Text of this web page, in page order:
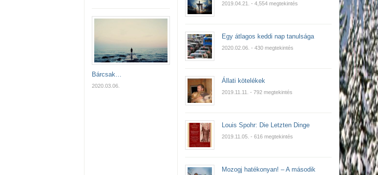
Bárcsak…
2020.03.06.
2019.04.21. - 4,554 megtekintés
Egy átlagos keddi nap tanulsága
2020.02.06. - 430 megtekintés
Állati kötelékek
2019.11.11. - 792 megtekintés
Louis Spohr: Die Letzten Dinge
2019.11.05. - 616 megtekintés
Mozogj hatékonyan! – A második